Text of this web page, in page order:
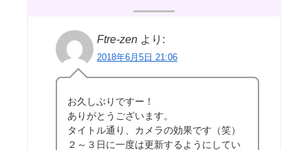
Ftre-zen より:
2018年6月5日 21:06
お久しぶりですー！
ありがとうございます。
タイトル通り、カメラの効果です（笑）
２～３日に一度は更新するようにしてい